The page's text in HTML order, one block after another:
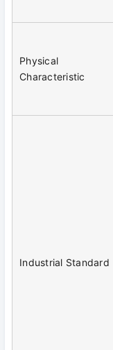
Physical
Characteristic
Industrial Standard